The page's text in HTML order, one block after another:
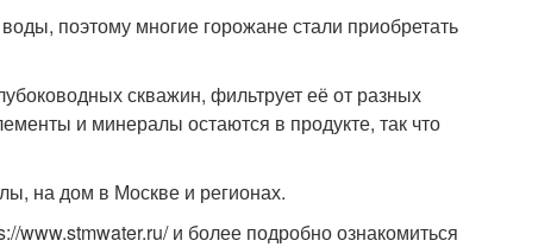
поэтому многие горожане стали приобретать
скважин, фильтрует её от разных
и минералы остаются в продукте, так что
на дом в Москве и регионах.
www.stmwater.ru/ и более подробно ознакомиться